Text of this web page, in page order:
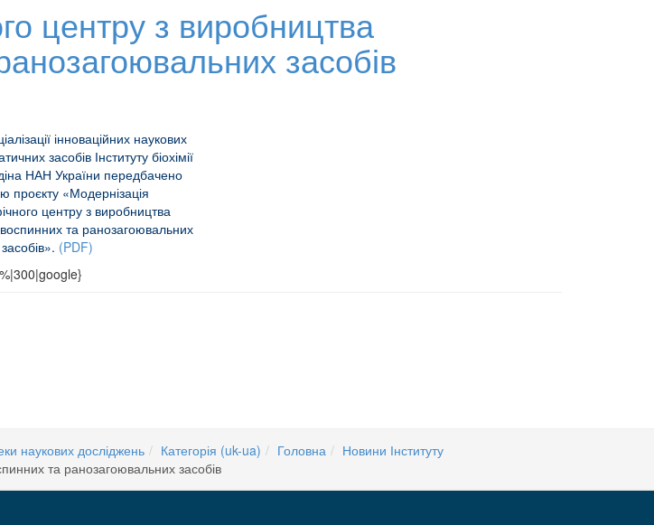
центру з виробництва
засобів
інноваційних наукових
засобів Інституту біохімії
НАН України передбачено
проєкту «Модернізація
центру з виробництва
та ранозагоювальних
засобів». (PDF)
Анатоліївна Мазуренко
наукових досліджень Категорія (uk-ua) Головна
Новини Інституту
та ранозагоювальних засобів